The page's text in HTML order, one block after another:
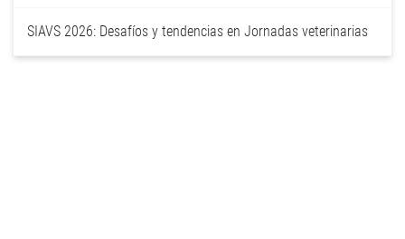
SIAVS 2026: Desafíos y tendencias en Jornadas veterinarias